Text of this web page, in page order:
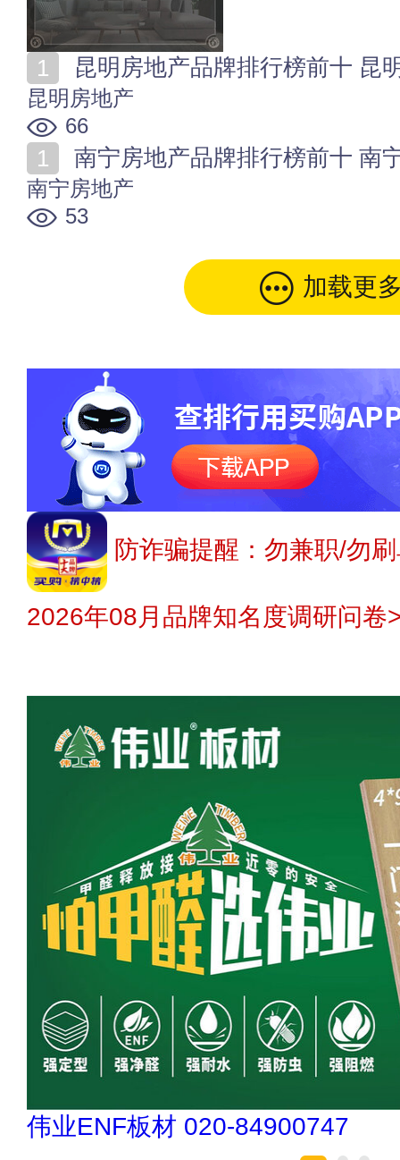
昆明房地产品牌排行榜前十 昆
昆明房地产
66
南宁房地产品牌排行榜前十 南
南宁房地产
53
加载更
防诈骗提醒：勿兼职/勿
2026年08月品牌知名度调研问卷
悍马HORSE 400-